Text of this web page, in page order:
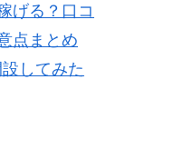
げる？口コ
点まとめ
してみた